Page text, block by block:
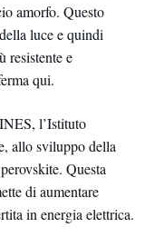
amorfo. Questo
luce e quindi
resistente e
qui.
l’Istituto
allo sviluppo della
Questa
di aumentare
in energia elettrica.